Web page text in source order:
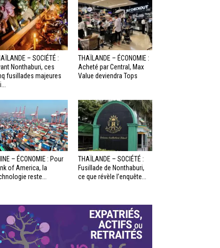
– SOCIÉTÉ :
Nonthaburi, ces
fusillades majeures
THAÏLANDE – ÉCONOMIE :
Acheté par Central, Max
Value deviendra Tops
– ÉCONOMIE : Pour
of America, la
reste...
THAÏLANDE – SOCIÉTÉ :
Fusillade de Nonthaburi,
ce que révèle l’enquête...